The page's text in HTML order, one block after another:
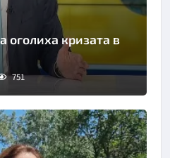
оголиха кризата в
751